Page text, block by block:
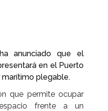
anunciado que el
en el Puerto
plegable.
que permite ocupar
frente a un